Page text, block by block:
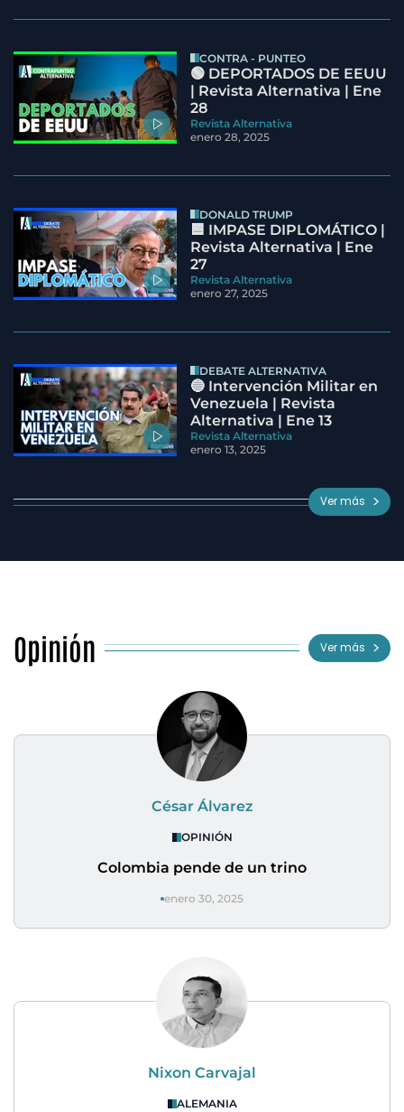
CONTRA - PUNTEO
🟢 DEPORTADOS DE EEUU
| Revista Alternativa | Ene
28
Revista Alternativa
enero 28, 2025
DONALD TRUMP
🟦 IMPASE DIPLOMÁTICO |
Revista Alternativa | Ene
27
Revista Alternativa
enero 27, 2025
DEBATE ALTERNATIVA
🔵 Intervención Militar en
Venezuela | Revista
Alternativa | Ene 13
Revista Alternativa
enero 13, 2025
Ver más
Opinión Ver más
César Álvarez
OPINIÓN
Colombia pende de un trino
enero 30, 2025
Nixon Carvajal
ALEMANIA